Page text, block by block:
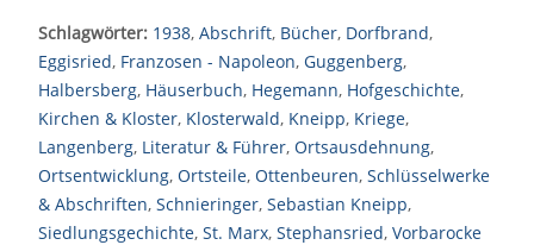
Schlagwörter: 1938, Abschrift, Bücher, Dorfbrand,
Eggisried, Franzosen - Napoleon, Guggenberg,
Halbersberg, Häuserbuch, Hegemann, Hofgeschichte,
Kirchen & Kloster, Klosterwald, Kneipp, Kriege,
Langenberg, Literatur & Führer, Ortsausdehnung,
Ortsentwicklung, Ortsteile, Ottenbeuren, Schlüsselwerke
& Abschriften, Schnieringer, Sebastian Kneipp,
Siedlungsgechichte, St. Marx, Stephansried, Vorbarocke